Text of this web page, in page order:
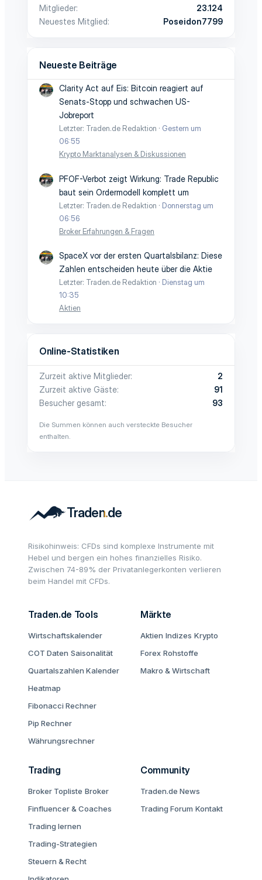
Mitglieder
23.124
Neuestes Mitglied
Poseidon7799
Neueste Beiträge
Clarity Act auf Eis: Bitcoin reagiert auf
Senats-Stopp und schwachen US-
Jobreport
Letzter: Traden.de Redaktion
Gestern um
06:55
Krypto Marktanalysen & Diskussionen
PFOF-Verbot zeigt Wirkung: Trade Republic
baut sein Ordermodell komplett um
Letzter: Traden.de Redaktion
Donnerstag um
06:56
Broker Erfahrungen & Fragen
SpaceX vor der ersten Quartalsbilanz: Diese
Zahlen entscheiden heute über die Aktie
Letzter: Traden.de Redaktion
Dienstag um
10:35
Aktien
Online-Statistiken
Zurzeit aktive Mitglieder
2
Zurzeit aktive Gäste
91
Besucher gesamt
93
Die Summen können auch versteckte Besucher
enthalten.
Risikohinweis: CFDs sind komplexe Instrumente mit
Hebel und bergen ein hohes finanzielles Risiko.
Zwischen 74-89% der Privatanlegerkonten verlieren
beim Handel mit CFDs.
Traden.de Tools
Wirtschaftskalender
COT Daten Saisonalität
Quartalszahlen Kalender
Heatmap
Fibonacci Rechner
Pip Rechner
Währungsrechner
Märkte
Aktien Indizes Krypto
Forex Rohstoffe
Makro & Wirtschaft
Trading
Broker Topliste Broker
Finfluencer & Coaches
Trading lernen
Trading-Strategien
Steuern & Recht
Community
Traden.de News
Trading Forum Kontakt